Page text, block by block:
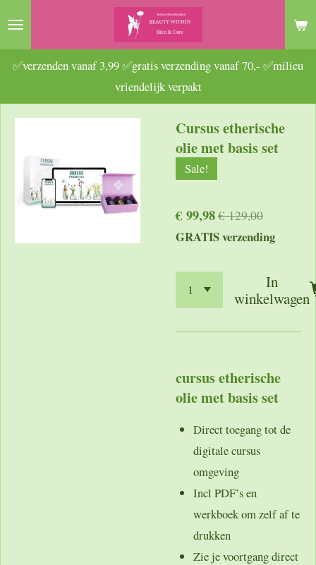
Ga
naar
hoofdinhoud
✅verzenden vanaf 3,99 ✅gratis verzending vanaf 70,- ✅milieu
vriendelijk verpakt
Cursus etherische
olie met basis set
Sale!
€ 99,98€ 129,00
GRATIS verzending
In
winkelwagen
cursus etherische
olie met basis set
Direct toegang tot de
digitale cursus
omgeving
Incl PDF’s en
werkboek om zelf af te
drukken
Zie je voortgang direct